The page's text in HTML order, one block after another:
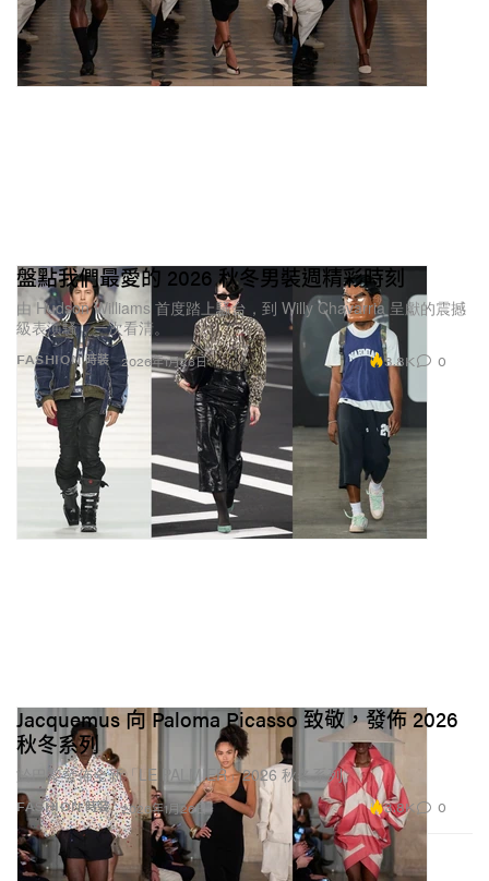
FASHION 時裝
盤點我們最愛的 2026 秋冬男裝週精彩時刻
由 Hudson Williams 首度踏上騷台，到 Willy Chavarria 呈獻的震撼
級表演騷，一次看清。
2026年1月26日 3.8K 0
FASHION 時裝
Jacquemus 向 Paloma Picasso 致敬，發佈 2026
秋冬系列
於巴黎發佈全新「LE PALMIER」2026 秋冬系列。
2026年1月26日 3.8K 0